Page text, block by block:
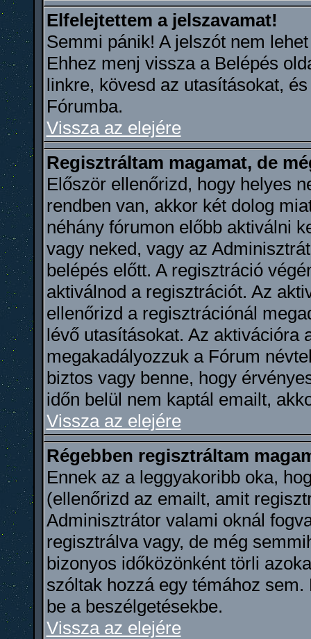
Elfelejtettem a jelszavamat!
Semmi pánik! A jelszót nem
Ehhez menj vissza a Belépés
linkre, kövesd az utasításokat,
Fórumba.
Vissza az elejére
Regisztráltam magamat, de
Először ellenőrizd, hogy helyes
rendben van, akkor két dolog
néhány fórumon előbb aktiválni
vagy neked, vagy az
belépés előtt. A regisztráció
aktiválnod a regisztrációt. Az
ellenőrizd a regisztrációnál
lévő utasításokat. Az aktivációra
megakadályozzuk a Fórum
biztos vagy benne, hogy
időn belül nem kaptál emailt,
Vissza az elejére
Régebben regisztráltam
Ennek az a leggyakoribb oka,
(ellenőrizd az emailt, amit
Adminisztrátor valami oknál
regisztrálva vagy, de még
bizonyos időközönként törli
szóltak hozzá egy témához
be a beszélgetésekbe.
Vissza az elejére